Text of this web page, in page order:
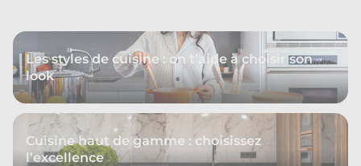
Les styles de cuisine : on t’aide à choisir son
look
Cuisine haut de gamme : choisissez
l’excellence